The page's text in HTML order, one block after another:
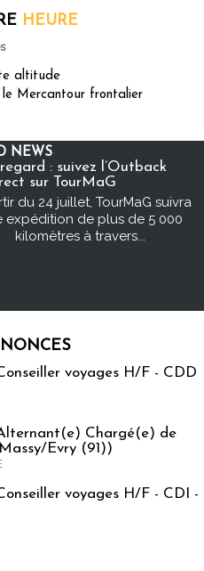
HEURE
altitude
le Mercantour frontalier
NEWS
: suivez l’Outback
sur TourMaG
du 24 juillet, TourMaG suivra
expédition de plus de 5 000
kilomètres à travers...
voyages H/F - CDD
Chargé(e) de
Evry (91))
voyages H/F - CDI -